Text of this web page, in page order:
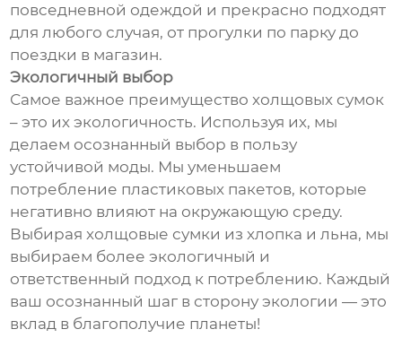
повседневной одеждой и прекрасно подходят
для любого случая, от прогулки по парку до
поездки в магазин.
Экологичный выбор
Самое важное преимущество холщовых сумок
– это их экологичность. Используя их, мы
делаем осознанный выбор в пользу
устойчивой моды. Мы уменьшаем
потребление пластиковых пакетов, которые
негативно влияют на окружающую среду.
Выбирая холщовые сумки из хлопка и льна, мы
выбираем более экологичный и
ответственный подход к потреблению. Каждый
ваш осознанный шаг в сторону экологии — это
вклад в благополучие планеты!